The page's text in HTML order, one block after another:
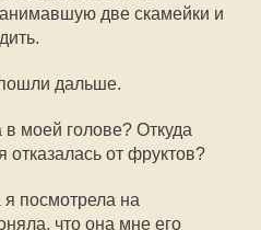
две скамейки и
дальше.
в моей голове? Откуда
отказалась от фруктов?
я посмотрела на
что она мне его